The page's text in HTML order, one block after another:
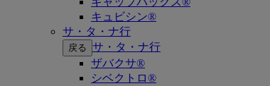
キュビシン®
サ・タ・ナ行
戻る サ・タ・ナ行
ザバクサ®
シベクトロ®